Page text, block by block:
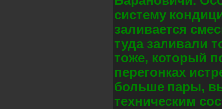
систему
заливается
туда заливали
тоже, который
перегонках
больше пары,
техническим